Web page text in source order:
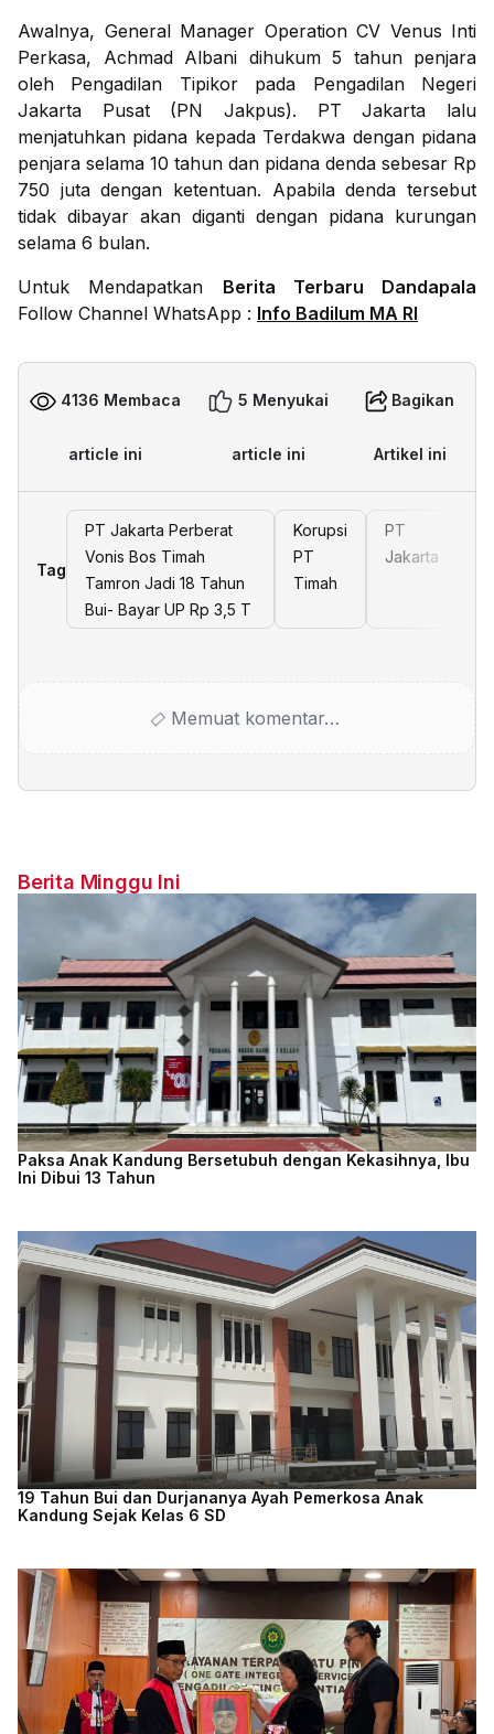
Awalnya, General Manager Operation CV Venus Inti
Perkasa, Achmad Albani dihukum 5 tahun penjara
oleh Pengadilan Tipikor pada Pengadilan Negeri
Jakarta Pusat (PN Jakpus). PT Jakarta lalu
menjatuhkan pidana kepada Terdakwa dengan pidana
penjara selama 10 tahun dan pidana denda sebesar Rp
750 juta dengan ketentuan. Apabila denda tersebut
tidak dibayar akan diganti dengan pidana kurungan
selama 6 bulan.
Untuk Mendapatkan Berita Terbaru Dandapala
Follow Channel WhatsApp : Info Badilum MA RI
4136 Membaca
article ini
5 Menyukai
article ini
Bagikan
Artikel ini
Tag
PT Jakarta Perberat
Vonis Bos Timah
Tamron Jadi 18 Tahun
Bui- Bayar UP Rp 3,5 T
Korupsi
PT
Timah
PT
Jakarta
Memuat komentar…
Berita Minggu Ini
Paksa Anak Kandung Bersetubuh dengan Kekasihnya, Ibu
Ini Dibui 13 Tahun
19 Tahun Bui dan Durjananya Ayah Pemerkosa Anak
Kandung Sejak Kelas 6 SD